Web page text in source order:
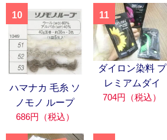
10
ハマナカ 毛糸 ソ
ノモノ ループ
686円（税込）
11
ダイロン染料 プ
レミアムダイ
704円（税込）